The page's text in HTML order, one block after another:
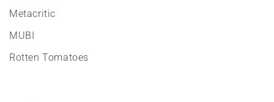
Metacritic
MUBI
Rotten Tomatoes